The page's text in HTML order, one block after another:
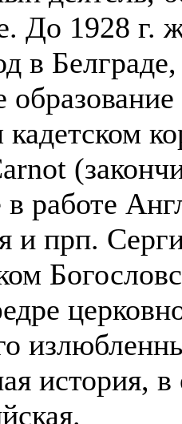
До 1928 г.
в
кадетском
в работе
и прп.
история,